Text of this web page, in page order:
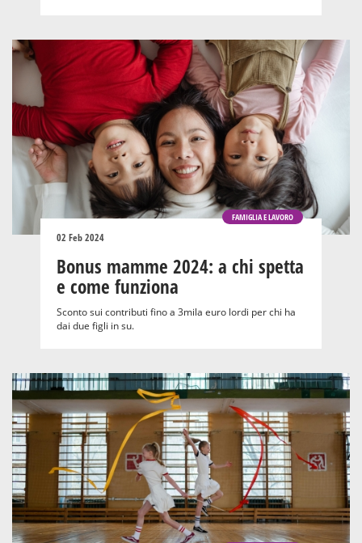
FAMIGLIA E LAVORO
02 Feb 2024
Bonus mamme 2024: a chi spetta
e come funziona
Sconto sui contributi fino a 3mila euro lordi per chi ha
dai due figli in su.